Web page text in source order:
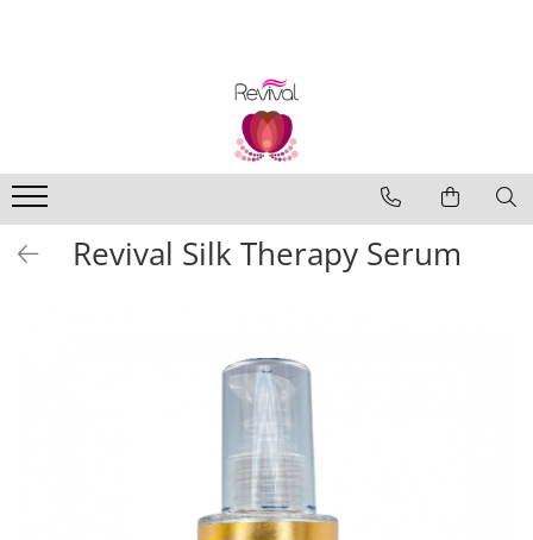
Revival Miracle Treatments
Revival Styling
Revival Silk Therapy Serum